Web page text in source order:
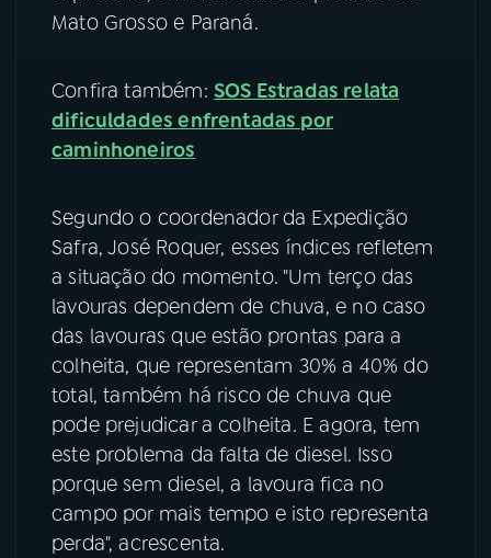
YouTube Facebook
Instagram
TikTok
Mato Grosso e Paraná.
Confira também: SOS Estradas relata
dificuldades enfrentadas por
caminhoneiros
Segundo o coordenador da Expedição
Safra, José Roquer, esses índices refletem
a situação do momento. "Um terço das
lavouras dependem de chuva, e no caso
das lavouras que estão prontas para a
colheita, que representam 30% a 40% do
total, também há risco de chuva que
pode prejudicar a colheita. E agora, tem
este problema da falta de diesel. Isso
porque sem diesel, a lavoura fica no
campo por mais tempo e isto representa
perda", acrescenta.